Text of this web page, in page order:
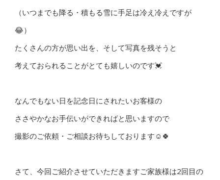
（いつまでも降る・積もる雪に手足は冷え冷えですが
😂）
たくさんの方が思い出を、そして写真を残そうと
考えておられることがとても嬉しいのです💓
なんでもない日を記念日にされたいお客様の
ささやかなお手伝いができればと思いますので
撮影のご依頼・ご相談お待ちしております☺️🍀
さて、今回ご紹介させていただきますご家族様は2回目の